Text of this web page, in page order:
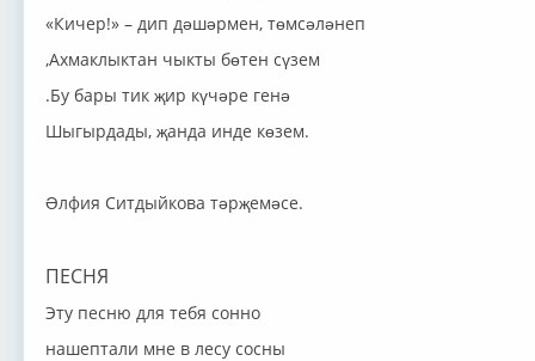
«Кичер!» – дип дәшәрмен, төмсәләнеп
,Ахмаклыктан чыкты бөтен сүзем
.Бу бары тик җир күчәре генә
Шыгырдады, җанда инде көзем.
Әлфия Ситдыйкова тәрҗемәсе.
ПЕСНЯ
Эту песню для тебя сонно
нашептали мне в лесу сосны